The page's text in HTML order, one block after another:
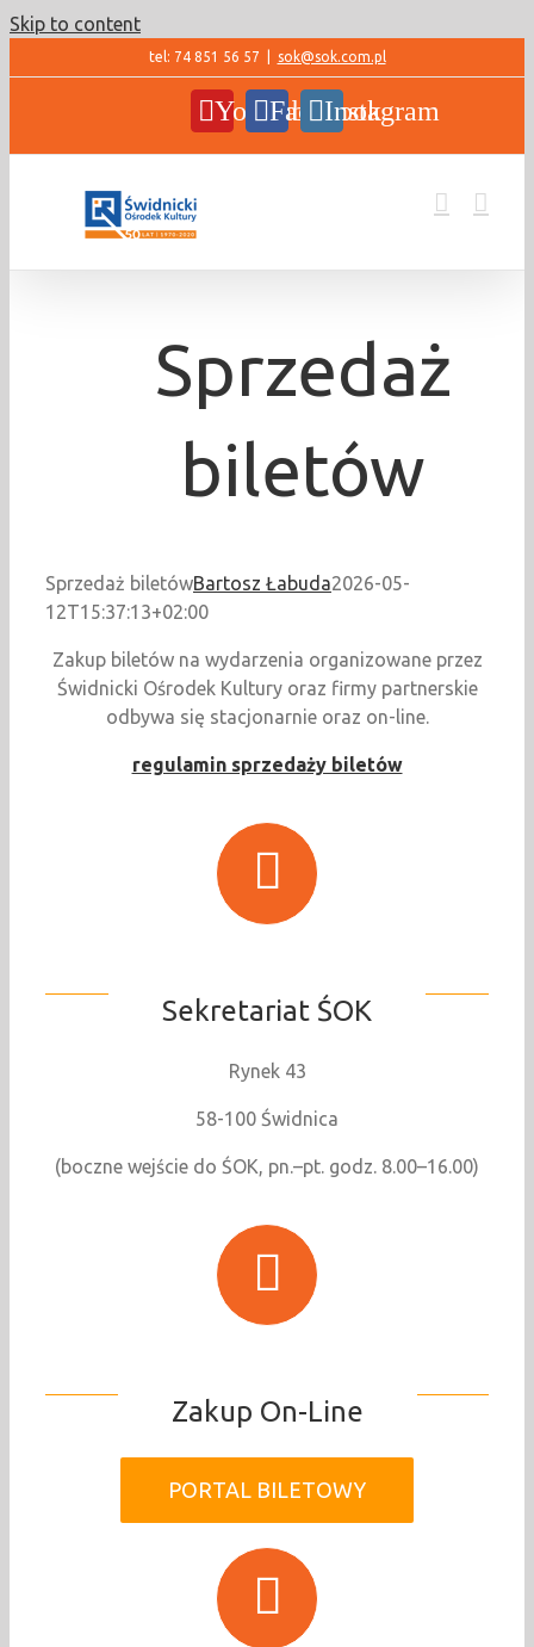
Skip to content
tel: 74 851 56 57 sok@sok.com.pl
YouTubeFacebookInstagram
Sprzedaż
biletów
Sprzedaż biletówBartosz Łabuda2026-05-
12T15:37:13+02:00
Zakup biletów na wydarzenia organizowane przez
Świdnicki Ośrodek Kultury oraz firmy partnerskie
odbywa się stacjonarnie oraz on-line.
regulamin sprzedaży biletów
Sekretariat ŚOK
Rynek 43
58-100 Świdnica
(boczne wejście do ŚOK, pn.–pt. godz. 8.00–16.00)
Zakup On-Line
PORTAL BILETOWY